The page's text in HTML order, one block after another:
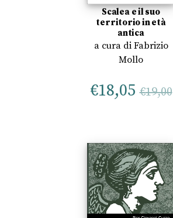
Scalea e il suo
territorio in età
antica
a cura di Fabrizio
Mollo
€18,05 €19,00